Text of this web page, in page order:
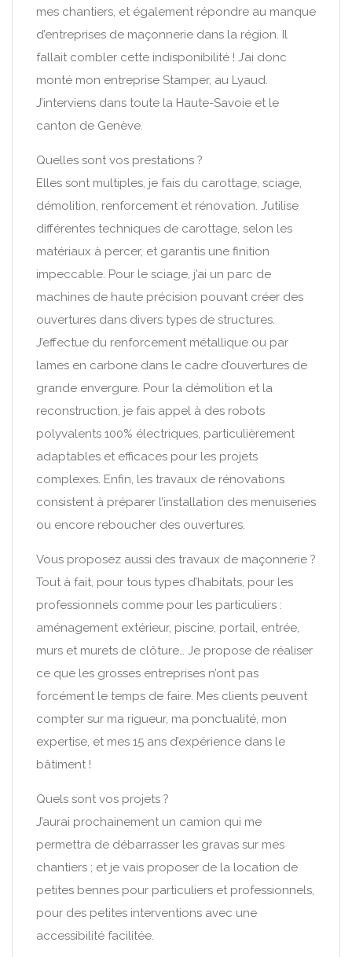
mes chantiers, et également répondre au manque
d’entreprises de maçonnerie dans la région. Il
fallait combler cette indisponibilité ! J’ai donc
monté mon entreprise Stamper, au Lyaud.
J’interviens dans toute la Haute-Savoie et le
canton de Genève.
Quelles sont vos prestations ?
Elles sont multiples, je fais du carottage, sciage,
démolition, renforcement et rénovation. J’utilise
différentes techniques de carottage, selon les
matériaux à percer, et garantis une finition
impeccable. Pour le sciage, j’ai un parc de
machines de haute précision pouvant créer des
ouvertures dans divers types de structures.
J’effectue du renforcement métallique ou par
lames en carbone dans le cadre d’ouvertures de
grande envergure. Pour la démolition et la
reconstruction, je fais appel à des robots
polyvalents 100% électriques, particulièrement
adaptables et efficaces pour les projets
complexes. Enfin, les travaux de rénovations
consistent à préparer l’installation des menuiseries
ou encore reboucher des ouvertures.
Vous proposez aussi des travaux de maçonnerie ?
Tout à fait, pour tous types d’habitats, pour les
professionnels comme pour les particuliers :
aménagement extérieur, piscine, portail, entrée,
murs et murets de clôture… Je propose de réaliser
ce que les grosses entreprises n’ont pas
forcément le temps de faire. Mes clients peuvent
compter sur ma rigueur, ma ponctualité, mon
expertise, et mes 15 ans d’expérience dans le
bâtiment !
Quels sont vos projets ?
J’aurai prochainement un camion qui me
permettra de débarrasser les gravas sur mes
chantiers ; et je vais proposer de la location de
petites bennes pour particuliers et professionnels,
pour des petites interventions avec une
accessibilité facilitée.